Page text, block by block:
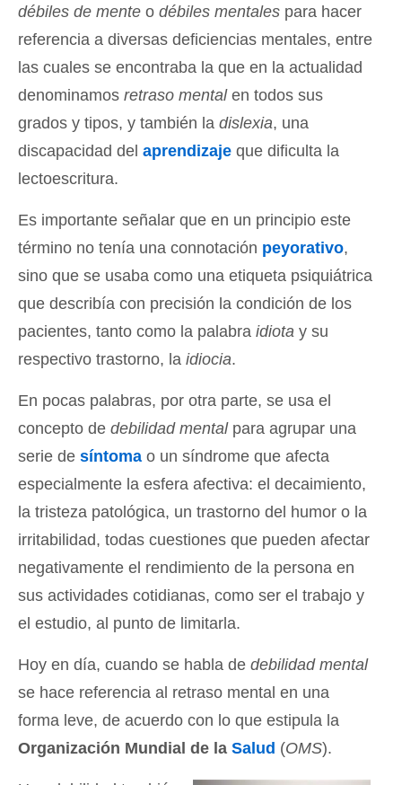
débiles de mente o débiles mentales para hacer
referencia a diversas deficiencias mentales, entre
las cuales se encontraba la que en la actualidad
denominamos retraso mentalen todos sus
grados y tipos, y también la dislexia, una
discapacidad del aprendizaje que dificulta la
lectoescritura.
Es importante señalar que en un principio este
término no tenía una connotación peyorativo,
sino que se usaba como una etiqueta psiquiátrica
que describía con precisión la condición de los
pacientes, tanto como la palabra idiota y su
respectivo trastorno, la idiocia.
En pocas palabras, por otra parte, se usa el
concepto de debilidad mentalpara agrupar una
serie de síntoma o un síndrome que afecta
especialmente la esfera afectiva: el decaimiento,
la tristeza patológica, un trastorno del humor o la
irritabilidad, todas cuestiones que pueden afectar
negativamente el rendimiento de la persona en
sus actividades cotidianas, como ser el trabajo y
el estudio, al punto de limitarla.
Hoy en día, cuando se habla de debilidad mental
se hace referencia al retraso mental en una
forma leve, de acuerdo con lo que estipula la
Organización Mundial de la Salud (OMS).